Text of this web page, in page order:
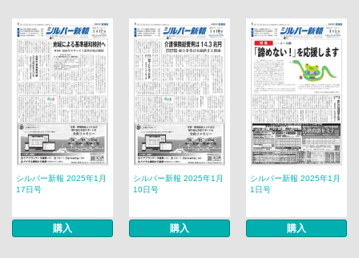
シルバー新報 2025年1月
17日号
購入
シルバー新報 2025年1月
10日号
購入
シルバー新報 2025年1月
1日号
購入